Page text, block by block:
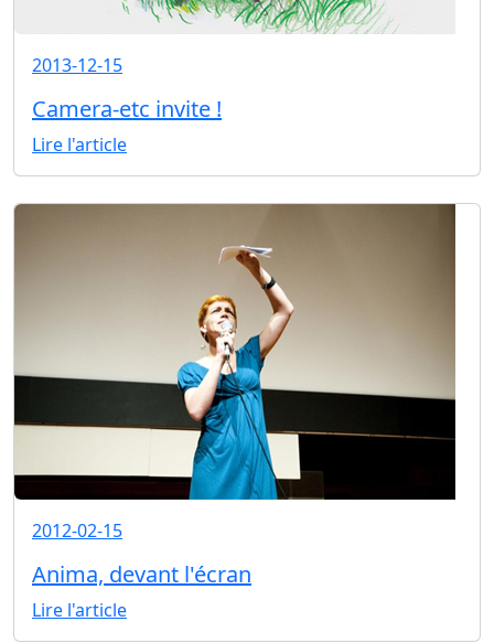
2013-12-15
Camera-etc invite !
Lire l'article
2012-02-15
Anima, devant l'écran
Lire l'article